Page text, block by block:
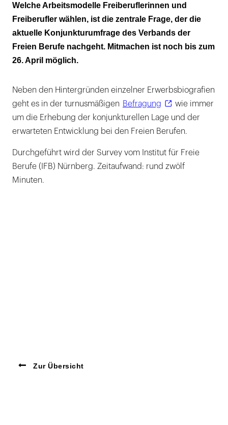
Welche Arbeitsmodelle Freiberuflerinnen und
Freiberufler wählen, ist die zentrale Frage, der die
aktuelle Konjunkturumfrage des Verbands der
Freien Berufe nachgeht. Mitmachen ist noch bis zum
26. April möglich.
Neben den Hintergründen einzelner Erwerbsbiografien
geht es in der turnusmäßigen Befragung
wie immer
um die Erhebung der konjunkturellen Lage und der
erwarteten Entwicklung bei den Freien Berufen.
Durchgeführt wird der Survey vom Institut für Freie
Berufe (IFB) Nürnberg. Zeitaufwand: rund zwölf
Minuten.
Zur Übersicht